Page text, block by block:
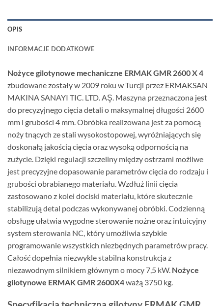
OPIS
INFORMACJE DODATKOWE
Nożyce gilotynowe mechaniczne ERMAK GMR 2600 X 4
zbudowane zostały w 2009 roku w Turcji przez ERMAKSAN
MAKINA SANAYI TIC. LTD. AŞ. Maszyna przeznaczona jest
do precyzyjnego cięcia detali o maksymalnej długości 2600
mm i grubości 4 mm. Obróbka realizowana jest za pomocą
noży tnących ze stali wysokostopowej, wyróżniających się
doskonałą jakością cięcia oraz wysoką odpornością na
zużycie. Dzięki regulacji szczeliny między ostrzami możliwe
jest precyzyjne dopasowanie parametrów cięcia do rodzaju i
grubości obrabianego materiału. Wzdłuż linii cięcia
zastosowano z kolei dociski materiału, które skutecznie
stabilizują detal podczas wykonywanej obróbki. Codzienną
obsługę ułatwia wygodne sterowanie nożne oraz intuicyjny
system sterowania NC, który umożliwia szybkie
programowanie wszystkich niezbędnych parametrów pracy.
Całość dopełnia niezwykle stabilna konstrukcja z
niezawodnym silnikiem głównym o mocy 7,5 kW. Nożyce
gilotynowe ERMAK GMR 2600X4ważą 3750 kg.